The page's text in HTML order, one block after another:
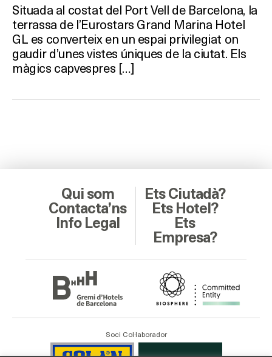
Situada al costat del Port Vell de Barcelona, la
terrassa de l’Eurostars Grand Marina Hotel
GL es converteix en un espai privilegiat on
gaudir d’unes vistes úniques de la ciutat. Els
màgics capvespres […]
Qui som
Contacta’ns
Info Legal
Ets Ciutadà?
Ets Hotel?
Ets
Empresa?
Soci Col·laborador